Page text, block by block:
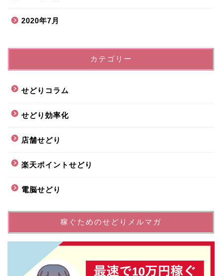
2020年7月
カテゴリー
せどりコラム
せどり効率化
店舗せどり
楽天ポイントせどり
電脳せどり
稼ぐためのせどりメルマガ
プロフィール